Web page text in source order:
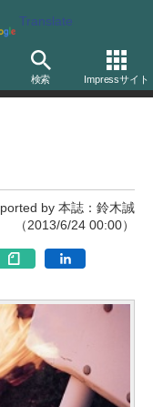
Translate
検索 Impressサイト
by 本誌：鈴木誠
（2013/6/24 00:00）